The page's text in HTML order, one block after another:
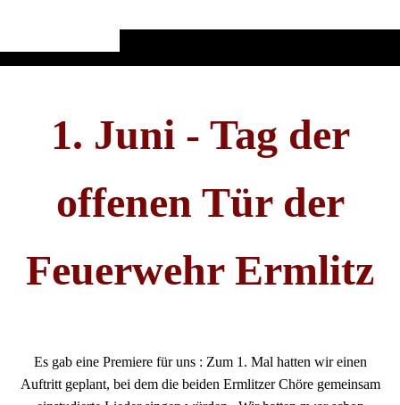
1. Juni - Tag der
offenen Tür der
Feuerwehr Ermlitz
Es gab eine Premiere für uns : Zum 1. Mal hatten wir einen
Auftritt geplant, bei dem die beiden Ermlitzer Chöre gemeinsam